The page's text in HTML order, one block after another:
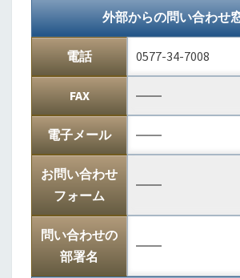
外部からの問い合わせ
電話 0577-34-7008
FAX ――
電子メール ――
お問い合わせ
フォーム
――
問い合わせの
部署名
――